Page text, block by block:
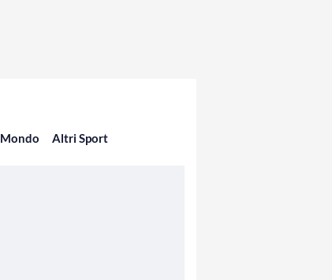
Mondo Altri Sport